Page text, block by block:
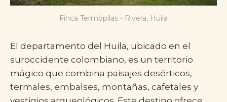
Finca Termópilas - Rivera, Huila
El departamento del Huila, ubicado en el
suroccidente colombiano, es un territorio
mágico que combina paisajes desérticos,
termales, embalses, montañas, cafetales y